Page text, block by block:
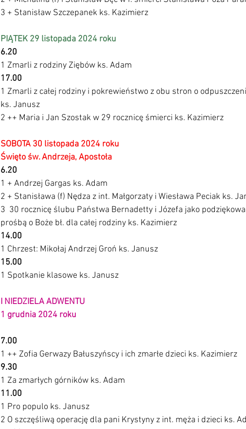
3 + Stanisław Szczepanek ks. Kazimierz
PIĄTEK 29 listopada 2024 roku
6.20
1 Zmarli z rodziny Ziębów ks. Adam
17.00
1 Zmarli z całej rodziny i pokrewieństwo z obu stron o
ks. Janusz
2 ++ Maria i Jan Szostak w 29 rocznicę śmierci ks. Kazimierz
SOBOTA 30 listopada 2024 roku
Święto św. Andrzeja, Apostoła
6.20
1 + Andrzej Gargas ks. Adam
2 + Stanisława (f) Nędza z int. Małgorzaty i Wiesława Peciak ks.
3  30 rocznicę ślubu Państwa Bernadetty i Józefa jako
prośbą o Boże bł. dla całej rodziny ks. Kazimierz
14.00
1 Chrzest: Mikołaj Andrzej Groń ks. Janusz
15.00
1 Spotkanie klasowe ks. Janusz
I NIEDZIELA ADWENTU
1 grudnia 2024 roku
7.00
1 ++ Zofia Gerwazy Bałuszyńscy i ich zmarłe dzieci ks. Kazimierz
9.30
1 Za zmarłych górników ks. Adam
11.00
1 Pro populo ks. Janusz
2 O szczęśliwą operację dla pani Krystyny z int. męża i dzieci ks.